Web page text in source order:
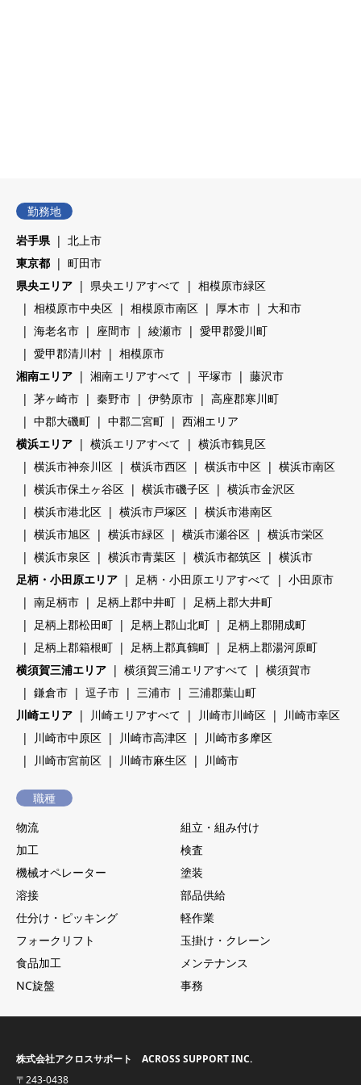
勤務地
岩手県
北上市
東京都
町田市
県央エリア
県央エリアすべて
相模原市緑区
相模原市中央区
相模原市南区 厚木市
大和市
海老名市
座間市 綾瀬市
愛甲郡愛川町
愛甲郡清川村
相模原市
湘南エリア
湘南エリアすべて 平塚市
藤沢市
茅ヶ崎市
秦野市 伊勢原市
高座郡寒川町
中郡大磯町
中郡二宮町
西湘エリア
横浜エリア
横浜エリアすべて
横浜市鶴見区
横浜市神奈川区
横浜市西区 横浜市中区
横浜市南区
横浜市保土ヶ谷区
横浜市磯子区
横浜市金沢区
横浜市港北区
横浜市戸塚区
横浜市港南区
横浜市旭区
横浜市緑区 横浜市瀬谷区
横浜市栄区
横浜市泉区
横浜市青葉区 横浜市都筑区
横浜市
足柄・小田原エリア
足柄・小田原エリアすべて
小田原市
南足柄市
足柄上郡中井町
足柄上郡大井町
足柄上郡松田町
足柄上郡山北町
足柄上郡開成町
足柄上郡箱根町
足柄上郡真鶴町
足柄上郡湯河原町
横須賀三浦エリア
横須賀三浦エリアすべて
横須賀市
鎌倉市
逗子市 三浦市
三浦郡葉山町
川崎エリア
川崎エリアすべて 川崎市川崎区
川崎市幸区
川崎市中原区
川崎市高津区
川崎市多摩区
川崎市宮前区
川崎市麻生区 川崎市
職種
物流
組立・組み付け
加工
検査
機械オペレーター
塗装
溶接
部品供給
仕分け・ピッキング
軽作業
フォークリフト
玉掛け・クレーン
食品加工
メンテナンス
NC旋盤
事務
株式会社アクロスサポート ACROSS SUPPORT INC.
〒243-0438